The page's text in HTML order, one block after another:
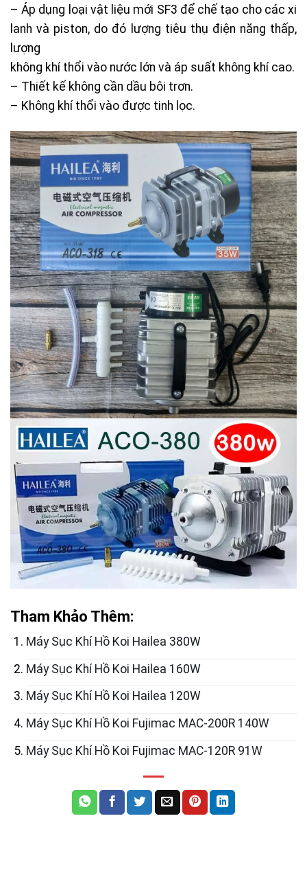
– Áp dụng loại vật liệu mới SF3 để chế tạo cho các xi
lanh và piston, do đó lượng tiêu thụ điện năng thấp,
lượng
không khí thổi vào nước lớn và áp suất không khí cao.
– Thiết kế không cần dầu bôi trơn.
– Không khí thổi vào được tinh lọc.
Tham Khảo Thêm:
Máy Sục Khí Hồ Koi Hailea 380W
Máy Sục Khí Hồ Koi Hailea 160W
Máy Sục Khí Hồ Koi Hailea 120W
Máy Sục Khí Hồ Koi Fujimac MAC-200R 140W
Máy Sục Khí Hồ Koi Fujimac MAC-120R 91W